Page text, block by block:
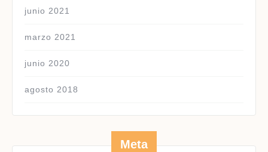
junio 2021
marzo 2021
junio 2020
agosto 2018
Meta